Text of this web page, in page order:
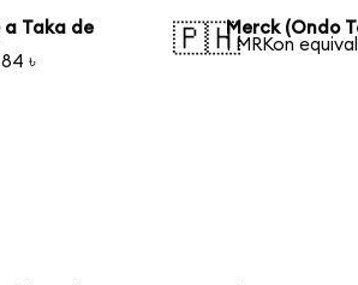
a Taka de
৳
🇵🇭Merck (Ondo
1 MRKon